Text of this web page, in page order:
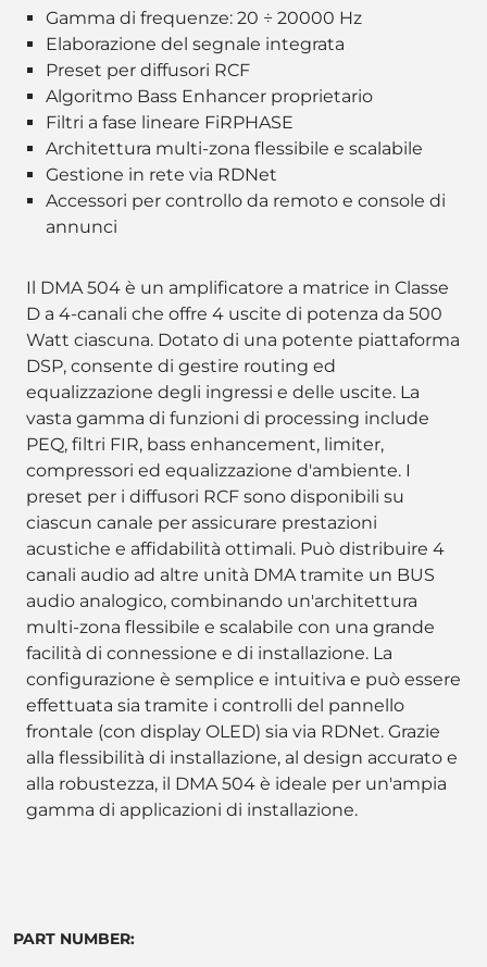
Gamma di frequenze: 20 ÷ 20000 Hz
Elaborazione del segnale integrata
Preset per diffusori RCF
Algoritmo Bass Enhancer proprietario
Filtri a fase lineare FiRPHASE
Architettura multi-zona flessibile e scalabile
Gestione in rete via RDNet
Accessori per controllo da remoto e console di
annunci
Il DMA 504 è un amplificatore a matrice in Classe
D a 4-canali che offre 4 uscite di potenza da 500
Watt ciascuna. Dotato di una potente piattaforma
DSP, consente di gestire routing ed
equalizzazione degli ingressi e delle uscite. La
vasta gamma di funzioni di processing include
PEQ, filtri FIR, bass enhancement, limiter,
compressori ed equalizzazione d'ambiente. I
preset per i diffusori RCF sono disponibili su
ciascun canale per assicurare prestazioni
acustiche e affidabilità ottimali. Può distribuire 4
canali audio ad altre unità DMA tramite un BUS
audio analogico, combinando un'architettura
multi-zona flessibile e scalabile con una grande
facilità di connessione e di installazione. La
configurazione è semplice e intuitiva e può essere
effettuata sia tramite i controlli del pannello
frontale (con display OLED) sia via RDNet. Grazie
alla flessibilità di installazione, al design accurato e
alla robustezza, il DMA 504 è ideale per un'ampia
gamma di applicazioni di installazione.
PART NUMBER: